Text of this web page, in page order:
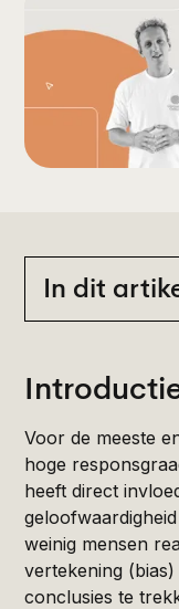
In dit
Voor de meeste
hoge
heeft direct
weinig mensen
vertekening
conclusies te